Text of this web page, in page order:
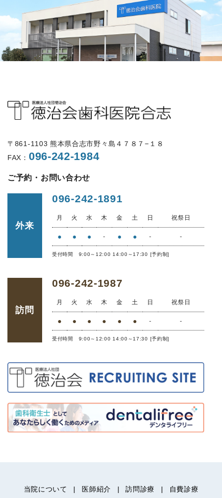
〒861-1103 熊本県合志市野々島４７８７−１８
FAX： 096-242-1984
ご予約・お問い合わせ
外来
096-242-1891
月 火 水 木 金 土 日 祝祭日
● ● ● - ● ● - -
受付時間 9:00～12:00 14:00～17:30 [予約制]
訪問
096-242-1987
月 火 水 木 金 土 日 祝祭日
● ● ● ● ● ● - -
受付時間 9:00～12:00 14:00～17:30 [予約制]
当院について 医師紹介 訪問診療 自費診療